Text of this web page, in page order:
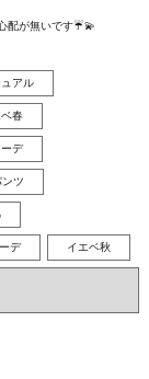
配が無いです☔️💫
アル
春
デ
ンツ
デ イエベ秋